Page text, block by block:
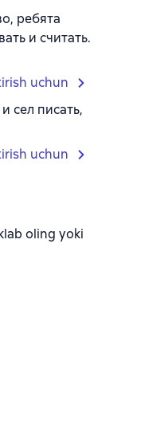
ребята
и считать.
uchun
сел писать,
uchun
oling yoki